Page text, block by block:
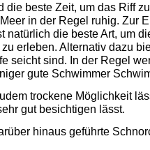
die beste Zeit, um das Riff
in der Regel ruhig. Zur
natürlich die beste Art, um
erleben. Alternativ dazu
seicht sind. In der Regel
gute Schwimmer
trockene Möglichkeit
gut besichtigen lässt.
hinaus geführte